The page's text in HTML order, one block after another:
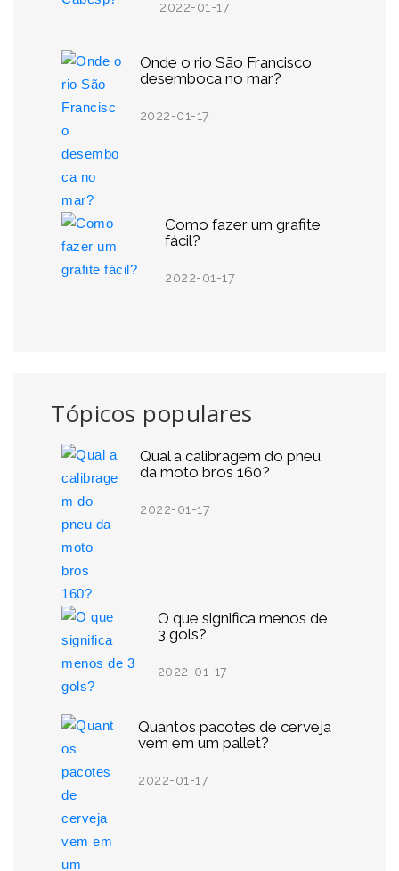
2022-01-17
Onde o rio São Francisco
desemboca no mar?
2022-01-17
Como fazer um grafite
fácil?
2022-01-17
Tópicos populares
Qual a calibragem do pneu
da moto bros 160?
2022-01-17
O que significa menos de
3 gols?
2022-01-17
Quantos pacotes de cerveja
vem em um pallet?
2022-01-17